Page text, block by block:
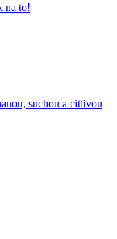
na to!
suchou a citlivou